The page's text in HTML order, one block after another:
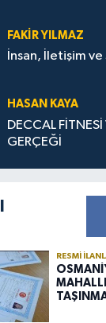
FAKIR YILMAZ
İnsan, İletişim ve
HASAN KAYA
DECCAL FİTNESİ
GERÇEĞİ
RESMI